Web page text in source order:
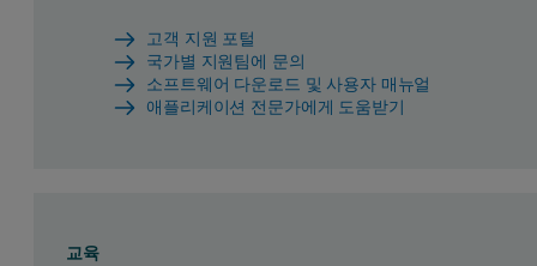
고객 지원 포털
국가별 지원팀에 문의
소프트웨어 다운로드 및 사용자 매뉴얼
애플리케이션 전문가에게 도움받기
교육